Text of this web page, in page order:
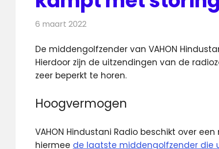
6 maart 2022
De middengolfzender van VAHON
Hierdoor zijn de uitzendingen van de
zeer beperkt te horen.
Hoogvermogen
VAHON Hindustani Radio beschikt over
hiermee de laatste middengolfzender die